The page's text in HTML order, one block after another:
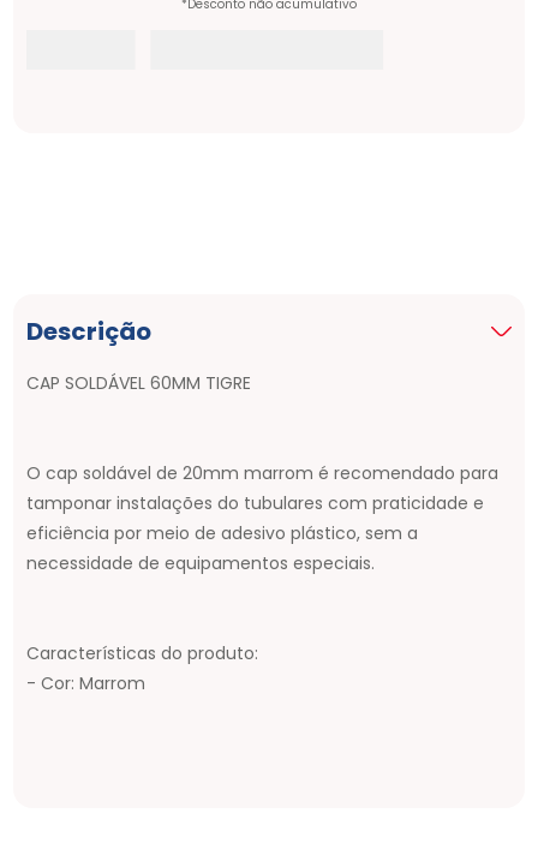
Descrição
CAP SOLDÁVEL 60MM TIGRE
O cap soldável de 20mm marrom é recomendado para
tamponar instalações do tubulares com praticidade e
eficiência por meio de adesivo plástico, sem a
necessidade de equipamentos especiais.
Características do produto:
- Cor: Marrom